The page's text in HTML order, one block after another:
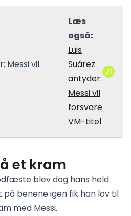
Læs
også:
Luis
Suárez
antyder:
Messi vil
forsvare
VM-titel
et kram
blev dog hans held.
benene igen fik han lov til
med Messi.